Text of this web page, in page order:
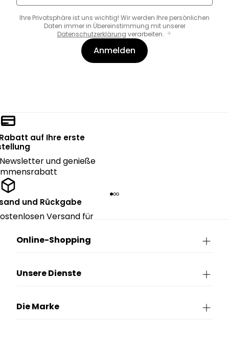
Ihre Privatsphäre ist uns wichtig! Wir werden Ihre persönlichen
Daten immer in Übereinstimmung mit unserer
Datenschutzerklärung verarbeiten.
Anmelden
auf Ihre erste
und genieße
und Rückgabe
Versand für
Online-Shopping
Unsere Dienste
Die Marke